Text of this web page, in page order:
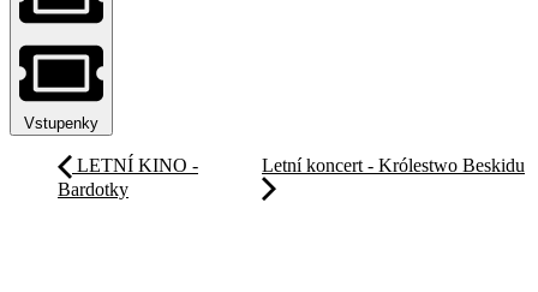
Vstupenky
LETNÍ KINO -
Bardotky
Letní koncert - Królestwo Beskidu